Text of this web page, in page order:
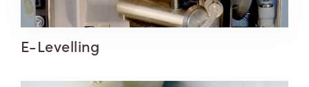
E-Levelling